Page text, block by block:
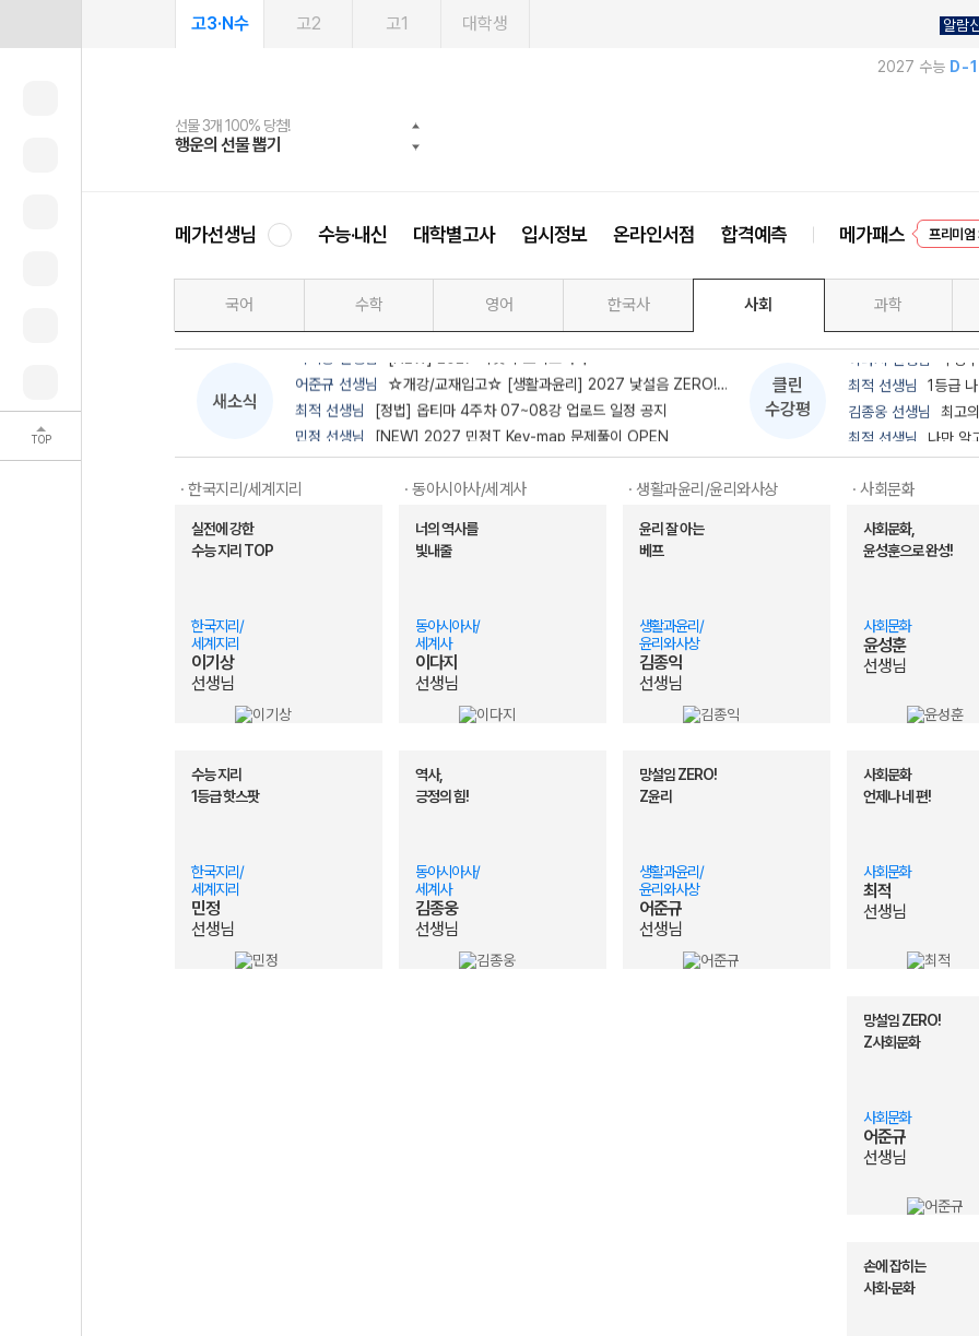
TOP
고3·N수 고2 고1 대학생 알람
2027 수능 D-
메가스터디
선물 3개 100% 당첨!
행운의 선물 뽑기
선물 100% 증정!
메가스터디 X 올리브
여름방학 스터디 캐시백
메가런 썸머스쿨
2027 러셀 단과
강사 공개선발
스마트러닝앱
설문 EVENT
메가패스
3일 무료 체험권
메가패스 수강생 무료혜택!
메가클럽 멤버십
사회공헌 캠페인
희망이룸 메가나눔
메가선생님 수능·내신 대학별고사 입시정보 온라인서점 합격예측 메가패스 프리미
국어 수학 영어 한국사 사회 과학
새소식
윤성훈 선생님
통합사회 분석 자료집 해설강의 OPEN! (feat. 무료 배포 이벤트)
김종익 선생님
[NEW] 2027 기특한 잘잘잘 교재 생윤/윤사 입고(7월9일 입고 완료)
이기상 선생님 [NEW] 2027 이것이 모의고사다
어준규 선생님
☆개강/교재입고☆ [생활과윤리] 2027 낯설음 ZERO! 사상가 특강
최적 선생님
[정법] 옵티마 4주차 07~08강 업로드 일정 공지
민정 선생님
[NEW] 2027 민정T Key-map 문제풀이 OPEN
우영호 선생님 [NEW] 2027 HIGHEST 고난도 문제 풀이 [인강]
손고운 선생님
[고3·N수] D-100, 지금부터가 중요합니다｜9평·수능까지 사회문화 학습법
통합사회 분석 자료집 해설강의 OPEN! (feat. 무료 배포 이벤트)
★개강★ 흥겨웅 동아시아사/세계사 압축 특강 개강 안내
[NEW] 2027 이것이 모의고사다
클린
수강평
이한아 선생님 개념
윤성훈 선생님 정답
김종익 선생님
이다지 선생님 수강
최적 선생님
1등급
김종웅 선생님
최고
최적 선생님
나만 알
어준규 선생님 이거
김용택 선생님
최적 선생님
통합사
김용택 선생님 이분
어준규 선생님
생윤
김종익 선생님
진짜
김용택 선생님 정법
민정 선생님
이기상 선생님
윤리
김종익 선생님
잘노
손고운 선생님
최적 선생님 설득의
고종훈 선생님
최적 선생님
민정 선생님
이다지 선생님
윤성훈 선생님 정답
김종익 선생님
김종웅 선생님
· 한국지리/세계지리
실전에 강한
수능 지리 TOP
한국지리/
세계지리
이기상
선생님
수능 지리
1등급 핫스팟
한국지리/
세계지리
민정
선생님
· 동아시아사/세계사
너의 역사를
빛내줄
동아시아사/
세계사
이다지
선생님
역사,
긍정의 힘!
동아시아사/
세계사
김종웅
선생님
· 생활과윤리/윤리와사상
윤리 잘 아는
베프
생활과윤리/
윤리와사상
김종익
선생님
망설임 ZERO!
Z윤리
생활과윤리/
윤리와사상
어준규
선생님
· 사회문화
사회문화,
윤성훈으로 완성!
사회문화
윤성훈
선생님
사회문화
언제나 네 편!
사회문화
최적
선생님
망설임 ZERO!
Z사회문화
사회문화
어준규
선생님
손에 잡히는
사회∙문화